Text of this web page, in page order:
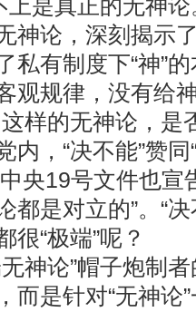
上是真正的无神
神论，深刻揭示
私有制度下“神”
观规律，没有给
样的无神论，是
内，“决不能”赞
央19号文件也宣
都是对立的”。“决
很“极端”呢？
论”帽子炮制者
而是针对“无神论